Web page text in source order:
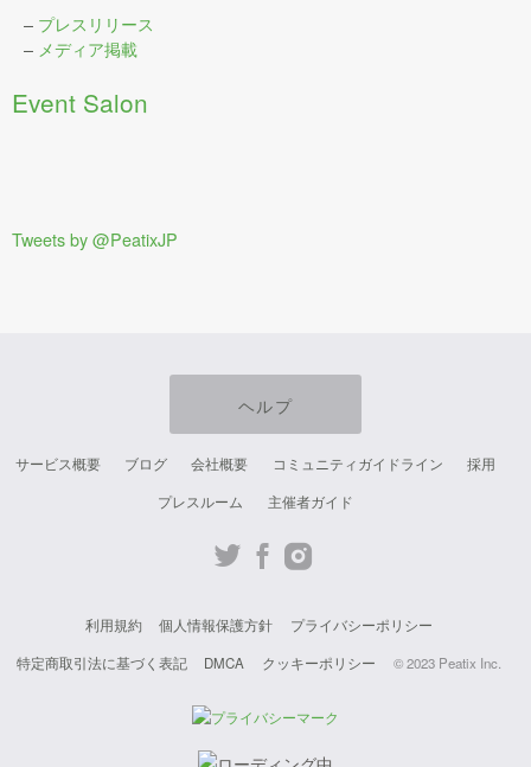
– プレスリリース
– メディア掲載
Event Salon
Tweets by @PeatixJP
ヘルプ
サービス概要 ブログ 会社概要 コミュニティガイドライン 採用
プレスルーム 主催者ガイド
ok
am
利用規約 個人情報保護方針 プライバシーポリシー
特定商取引法に基づく表記 DMCA クッキーポリシー © 2023 Peatix Inc.